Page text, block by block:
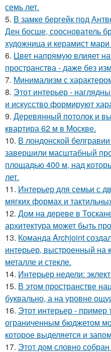
семь лет.
5. В замке бергейк под
Ден босше, сооснователь
художница и керамист
6. Цвет напрямую влияет
пространства - даже без
7. Минимализм с
8. Этот интерьер -
и искусство формируют
9. Деревянный потолок и
квартира 62 м в Москве.
10. В лондонской
завершили масштабный
площадью 400 м, над
лет.
11. Интерьер для семьи с
мягких формах и
12. Дом на дереве в
архитектура может быть
13. Команда Archjoint
интерьер, выстроенный на
металле и стекле.
14. Интерьер недели:
15. В этом пространстве
буквально, а на уровне
16. Этот интерьер - пример
ограниченным бюджетом
которое выделяется и
17. Этот дом словно